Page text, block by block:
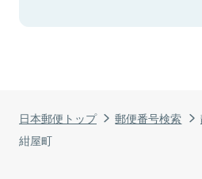
日本郵便トップ 郵便番号検索
紺屋町